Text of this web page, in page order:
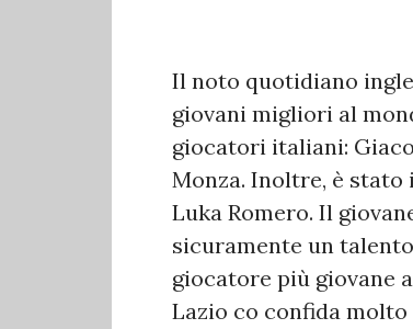
Il noto quotidiano
giovani migliori al
giocatori italiani:
Monza. Inoltre, è stato
Luka Romero. Il
sicuramente un
giocatore più giovane
Lazio co confida